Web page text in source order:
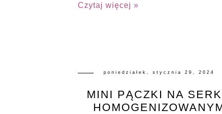
Czytaj więcej »
poniedziałek, stycznia 29, 2024
MINI PĄCZKI NA